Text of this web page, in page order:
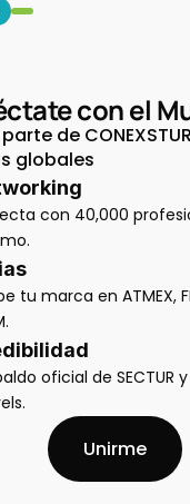
con el
de
globales
con 40,000
tu marca en ATMEX,
oficial de SECTUR
Unirme